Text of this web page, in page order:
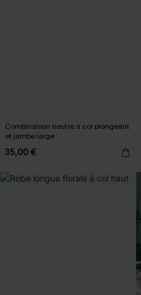
Combinaison neutre à col plongeant
et jambe large
35,00 €